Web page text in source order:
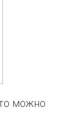
можно